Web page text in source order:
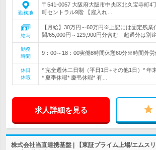
勤務地
〒541-0057 大阪府大阪市中央区北久宝寺町4
町セントラル9階 【雇入れ…
給与
【月給】30万円～60万円※上記には固定残業
間/65,000円～129,900円分含む 超過分は別
勤務
時間
9：00～18：00実働8時間休憩60分※時間外
休日
休暇
* 完全週休二日制（平日1日+その他1日）* 年
* 夏季休暇* 慶弔休暇* 有…
求人詳細を見る
株式会社当直連携基盤 | 【東証プライム上場/エムス